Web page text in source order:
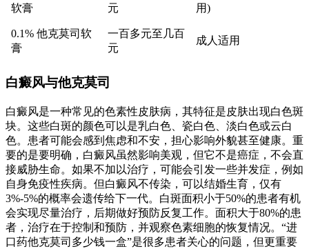
软膏
元
用)
0.1% 他克莫司软
膏
一百多元至几百
元
成人适用
白癜风与他克莫司
白癜风是一种常见的色素性皮肤病，其特征是皮肤出现白色斑
块。这些白斑的颜色可以是乳白色、瓷白色、淡白色或云白
色。患者可能会感到焦虑和不安，担心影响外貌甚至健康。重
要的是要明确，白癜风虽然影响美观，但它不是癌症，不会直
接威胁生命。如果不加以治疗，可能会引发一些并发症，例如
自身免疫性疾病。但白癜风不传染，可以结婚生育，仅有
3%-5%的概率会遗传给下一代。白斑面积小于50%的患者有机
会实现尽量治疗，后期做好预防反复工作。面积大于80%的患
者，治疗在于控制和预防，并观察色素细胞的恢复情况。“进
口药他克莫司多少钱一盒”是很多患者关心的问题，但更重要